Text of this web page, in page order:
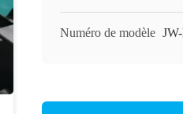
Numéro de modèle